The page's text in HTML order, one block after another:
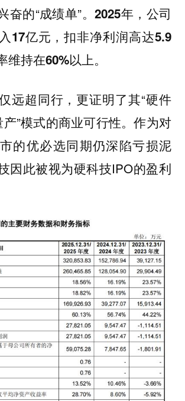
奋的“成绩单”。2025年，公司
17亿元，扣非净利润高达5.9
维持在60%以上。
远超同行，更证明了其“硬件
”模式的商业可行性。作为对
的优必选同期仍深陷亏损泥
因此被视为硬科技IPO的盈利